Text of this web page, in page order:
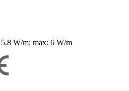
W/m; max: 6 W/m